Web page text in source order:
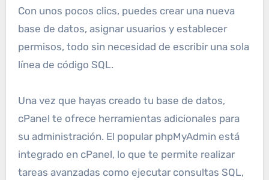
Con unos pocos clics, puedes crear una nueva
base de datos, asignar usuarios y establecer
permisos, todo sin necesidad de escribir una sola
línea de código SQL.
Una vez que hayas creado tu base de datos,
cPanel te ofrece herramientas adicionales para
su administración. El popular phpMyAdmin está
integrado en cPanel, lo que te permite realizar
tareas avanzadas como ejecutar consultas SQL,